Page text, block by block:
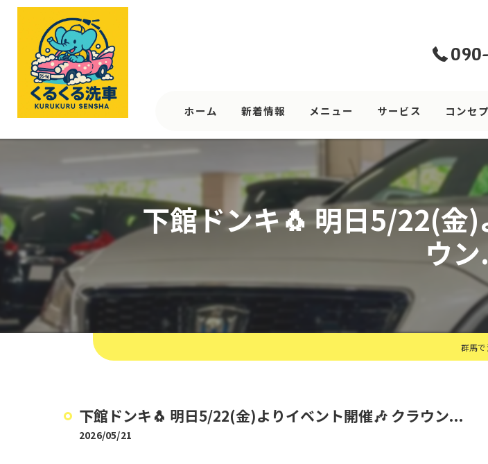
ホーム 新着情報 メニュー サービス コンセ
下館ドンキ🐧 明日5/22(金
ウ
群馬
下館ドンキ🐧 明日5/22(金)よりイベント開催🎶 クラウン...
2026/05/21